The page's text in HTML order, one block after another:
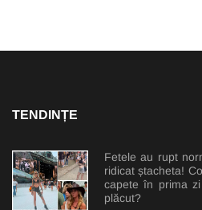
TENDINȚE
Fetele au rupt
ridicat ștacheta!
capete în prima
plăcut?